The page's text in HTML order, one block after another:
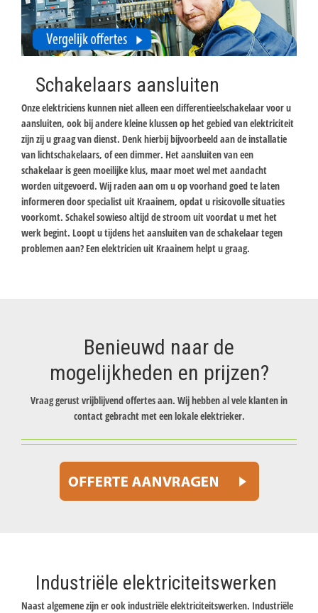
Schakelaars aansluiten
Onze elektriciens kunnen niet alleen een differentieelschakelaar voor u
aansluiten, ook bij andere kleine klussen op het gebied van elektriciteit
zijn zij u graag van dienst. Denk hierbij bijvoorbeeld aan de installatie
van lichtschakelaars, of een dimmer. Het aansluiten van een
schakelaar is geen moeilijke klus, maar moet wel met aandacht
worden uitgevoerd. Wij raden aan om u op voorhand goed te laten
informeren door specialist uit Kraainem, opdat u risicovolle situaties
voorkomt. Schakel sowieso altijd de stroom uit voordat u met het
werk begint. Loopt u tijdens het aansluiten van de schakelaar tegen
problemen aan? Een elektricien uit Kraainem helpt u graag.
Benieuwd naar de
mogelijkheden en prijzen?
Vraag gerust vrijblijvend offertes aan. Wij hebben al vele klanten in
contact gebracht met een lokale elektrieker.
Industriële elektriciteitswerken
Naast algemene zijn er ook industriële elektriciteitswerken. Industriële